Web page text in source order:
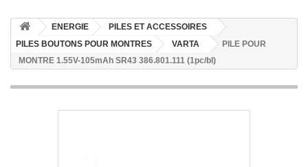
ENERGIE
PILES ET ACCESSOIRES
PILES BOUTONS POUR MONTRES
VARTA
PILE POUR
MONTRE 1.55V-105mAh SR43 386.801.111 (1pc/bl)